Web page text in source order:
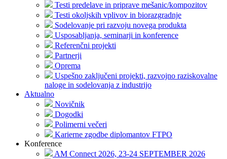
Testi predelave in priprave mešanic/kompozitov
Testi okoljskih vplivov in biorazgradnje
Sodelovanje pri razvoju novega produkta
Usposabljanja, seminarji in konference
Referenčni projekti
Partnerji
Oprema
Uspešno zaključeni projekti, razvojno raziskovalne
naloge in sodelovanja z industrijo
Aktualno
Novičnik
Dogodki
Polimerni večeri
Karierne zgodbe diplomantov FTPO
Konference
AM Connect 2026, 23-24 SEPTEMBER 2026